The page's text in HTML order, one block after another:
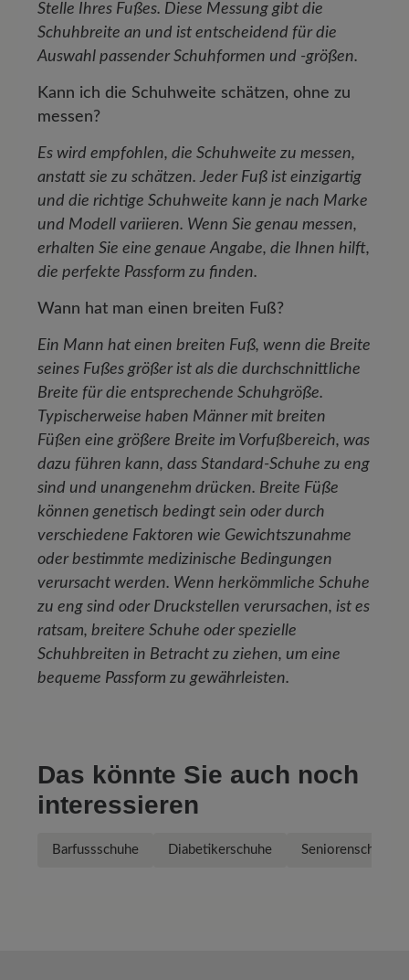
Stelle Ihres Fußes. Diese Messung gibt die
Schuhbreite an und ist entscheidend für die
Auswahl passender Schuhformen und -größen.
Kann ich die Schuhweite schätzen, ohne zu
messen?
Es wird empfohlen, die Schuhweite zu messen,
anstatt sie zu schätzen. Jeder Fuß ist einzigartig
und die richtige Schuhweite kann je nach Marke
und Modell variieren. Wenn Sie genau messen,
erhalten Sie eine genaue Angabe, die Ihnen hilft,
die perfekte Passform zu finden.
Wann hat man einen breiten Fuß?
Ein Mann hat einen breiten Fuß, wenn die Breite
seines Fußes größer ist als die durchschnittliche
Breite für die entsprechende Schuhgröße.
Typischerweise haben Männer mit breiten
Füßen eine größere Breite im Vorfußbereich, was
dazu führen kann, dass Standard-Schuhe zu eng
sind und unangenehm drücken. Breite Füße
können genetisch bedingt sein oder durch
verschiedene Faktoren wie Gewichtszunahme
oder bestimmte medizinische Bedingungen
verursacht werden. Wenn herkömmliche Schuhe
zu eng sind oder Druckstellen verursachen, ist es
ratsam, breitere Schuhe oder spezielle
Schuhbreiten in Betracht zu ziehen, um eine
bequeme Passform zu gewährleisten.
Das könnte Sie auch noch
interessieren
Barfussschuhe Diabetikerschuhe Seniorenschuhe